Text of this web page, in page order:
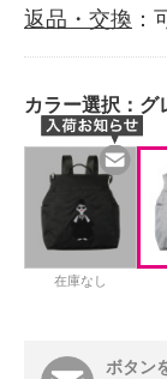
返品・交換 ：
カラー選択： グ
在庫なし
ボタン